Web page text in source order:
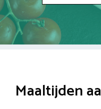
Maaltijden